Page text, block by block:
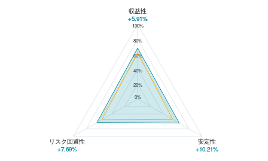
ＭＡＩＳＯＮ三房と池上線の平均値の総合評価の比較
100%
80%
60%
40%
20%
0%
収益性
+5.91%
リスク回避性
+7.69%
安定性
+10.21%